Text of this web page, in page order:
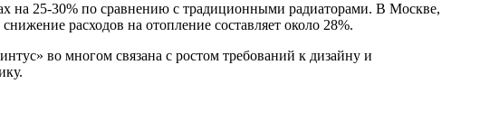
на 25-30% по сравнению с традиционными радиаторами. В Москве,
расходов на отопление составляет около 28%.
во многом связана с ростом требований к дизайну и